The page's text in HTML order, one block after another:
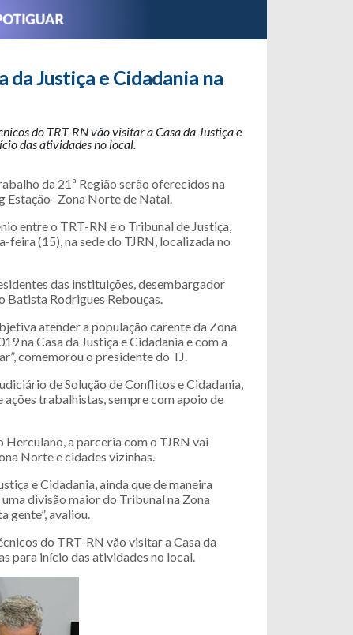
da Justiça e Cidadania na
do TRT-RN vão visitar a Casa da Justiça e
das atividades no local.
da 21ª Região serão oferecidos na
Estação- Zona Norte de Natal.
entre o TRT-RN e o Tribunal de Justiça,
feira (15), na sede do TJRN, localizada no
das instituições, desembargador
Rodrigues Rebouças.
atender a população carente da Zona
na Casa da Justiça e Cidadania e com a
comemorou o presidente do TJ.
de Solução de Conflitos e Cidadania,
trabalhistas, sempre com apoio de
a parceria com o TJRN vai
Norte e cidades vizinhas.
e Cidadania, ainda que de maneira
divisão maior do Tribunal na Zona
gente”, avaliou.
do TRT-RN vão visitar a Casa da
para início das atividades no local.